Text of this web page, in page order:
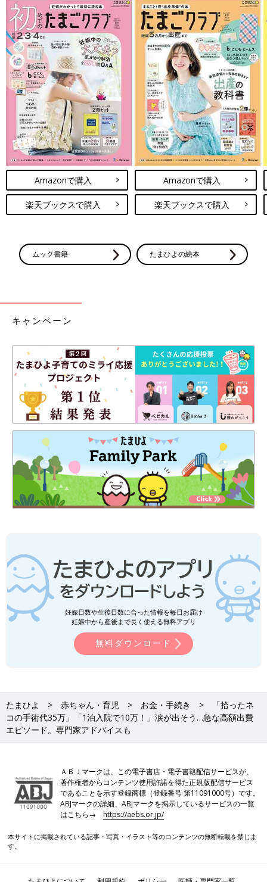
Amazonで購入
楽天ブックスで購入
Amazonで購入
楽天ブックスで購入
ムック書籍 たまひよの絵本
キャンペーン
妊娠日数や生後日数に合った情報を毎日お届け
妊娠中から産後まで長く使える無料アプリ
無料ダウンロード
たまひよ 赤ちゃん・育児 お金・手続き
「拾ったネ
コの手術代35万」「1泊入院で10万！」涙が出そう…急な高額出費
エピソード。専門家アドバイスも
ＡＢＪマークは、この電子書店・電子書籍配信サービスが、
著作権者からコンテンツ使用許諾を得た正規版配信サービス
であることを示す登録商標（登録番号 第11091000号）です。
ABJマークの詳細、ABJマークを掲示しているサービスの一覧
はこちら→https://aebs.or.jp/
本サイトに掲載されている記事・写真・イラスト等のコンテンツの無断転載を禁じま
す。